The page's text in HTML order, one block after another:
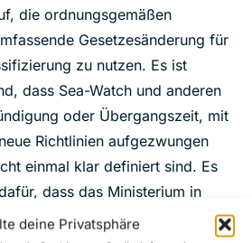
deine Privatsphäre
die ordnungsgemäßen
Gesetzesänderung für
zu nutzen. Es ist
dass Sea-Watch und anderen
oder Übergangszeit, mit
Richtlinien aufgezwungen
einmal klar definiert sind. Es
dass das Ministerium in
Änderungen auf diese